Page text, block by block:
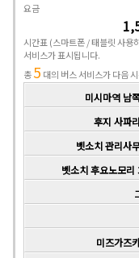
요금
시간표 (스마트폰 / 태블릿 사용
서비스가 표시됩니다.
총5 대의 버스 서비스가 다음
미시마역 남
후지 사파
벳소치 관리사
벳소치 후요노모리
미즈가즈